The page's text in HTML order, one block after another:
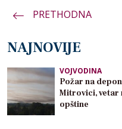
PRETHODNA
NAJNOVIJE
VOJVODINA
Požar na
Mitrovici, vetar
opštine